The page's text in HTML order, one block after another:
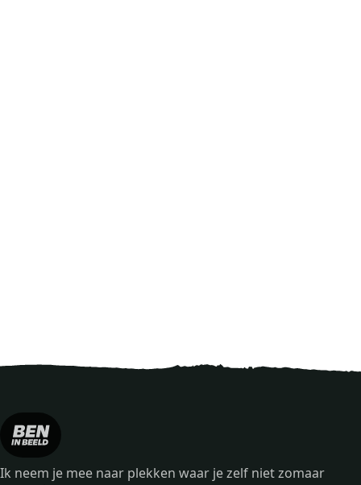
Ik neem je mee naar plekken waar je zelf niet zomaar